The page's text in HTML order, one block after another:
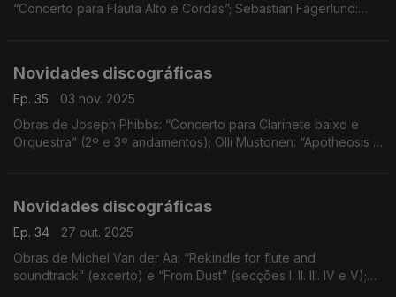
“Concerto para Flauta Alto e Cordas”; Sebastian Fagerlund:
Novidades discográficas
Ep. 35
03 nov. 2025
Obras de Joseph Phibbs: “Concerto para Clarinete baixo e
Orquestra” (2º e 3º andamentos); Olli Mustonen: “Apotheosis -
Novidades discográficas
Ep. 34
27 out. 2025
Obras de Michel Van der Aa: “Rekindle for flute and
soundtrack” (excerto) e “From Dust” (secções I. II. III. IV e V);